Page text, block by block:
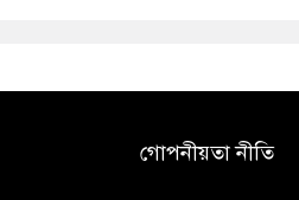
গোপনীয়তা নীতি